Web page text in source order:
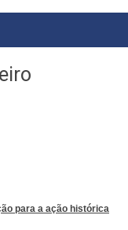
para a ação histórica